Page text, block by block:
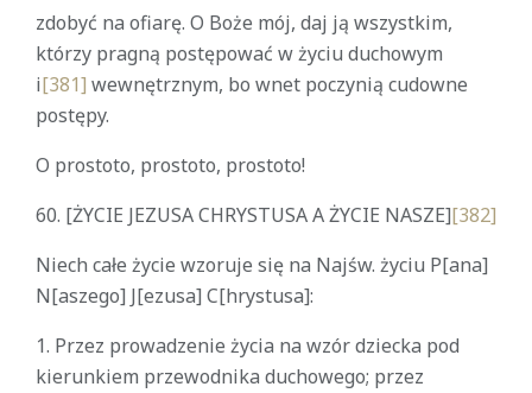
zdobyć na ofiarę. O Boże mój, daj ją wszystkim,
którzy pragną postępować w życiu duchowym
i[381] wewnętrznym, bo wnet poczynią cudowne
postępy.
O prostoto, prostoto, prostoto!
60. [ŻYCIE JEZUSA CHRYSTUSA A ŻYCIE NASZE][382]
Niech całe życie wzoruje się na Najśw. życiu P[ana]
N[aszego] J[ezusa] C[hrystusa]:
1. Przez prowadzenie życia na wzór dziecka pod
kierunkiem przewodnika duchowego; przez